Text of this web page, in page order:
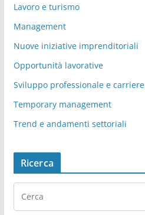
Lavoro e turismo
Management
Nuove iniziative imprenditoriali
Opportunità lavorative
Sviluppo professionale e carriere
Temporary management
Trend e andamenti settoriali
Ricerca